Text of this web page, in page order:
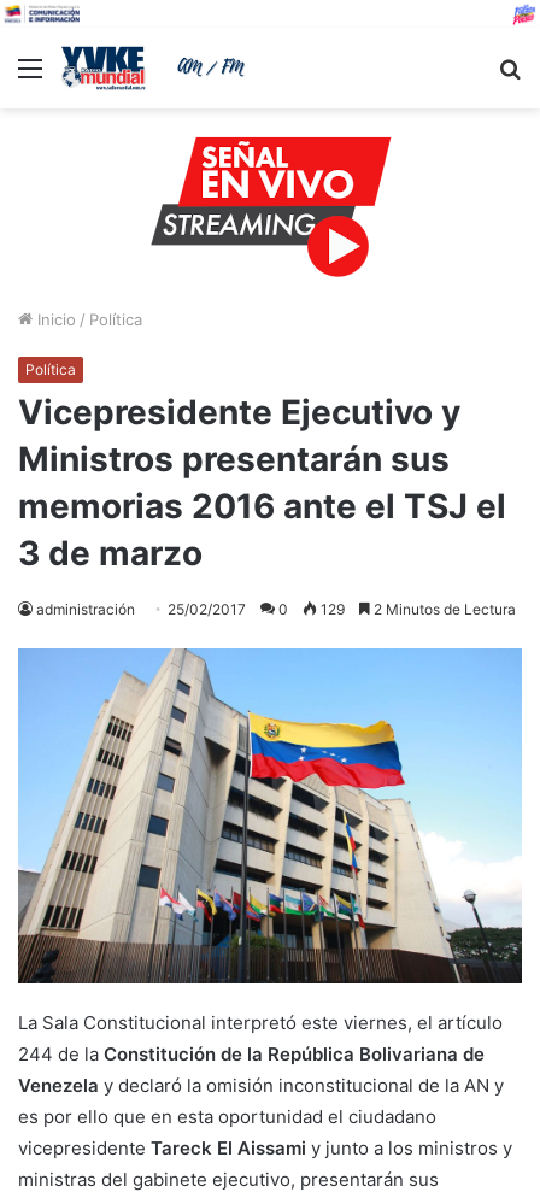
Menu
Inicio / Política
Política
Vicepresidente Ejecutivo y
Ministros presentarán sus
memorias 2016 ante el TSJ el
3 de marzo
administración 25/02/2017 0 129 2 Minutos de Lectura
La Sala Constitucional interpretó este viernes, el artículo
244 de la Constitución de la República Bolivariana de
Venezela y declaró la omisión inconstitucional de la AN y
es por ello que en esta oportunidad el ciudadano
vicepresidente Tareck El Aissami y junto a los ministros y
ministras del gabinete ejecutivo, presentarán sus